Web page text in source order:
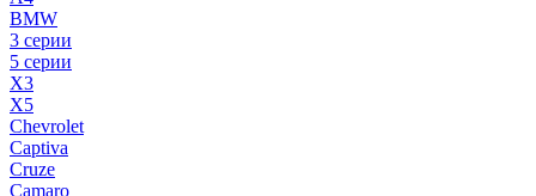
BMW
3 серии
5 серии
X3
X5
Chevrolet
Captiva
Cruze
Camaro